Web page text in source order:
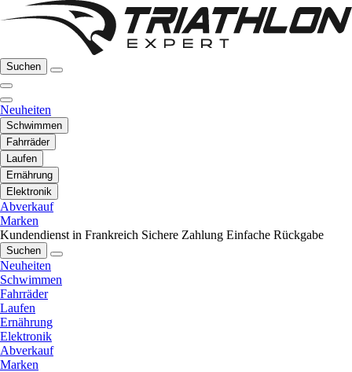
Suchen
Neuheiten
Schwimmen
Fahrräder
Laufen
Ernährung
Elektronik
Abverkauf
Marken
Kundendienst in Frankreich Sichere Zahlung Einfache Rückgabe
Suchen
Neuheiten
Schwimmen
Fahrräder
Laufen
Ernährung
Elektronik
Abverkauf
Marken